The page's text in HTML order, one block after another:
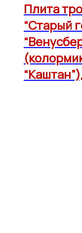
Плита
“Старый